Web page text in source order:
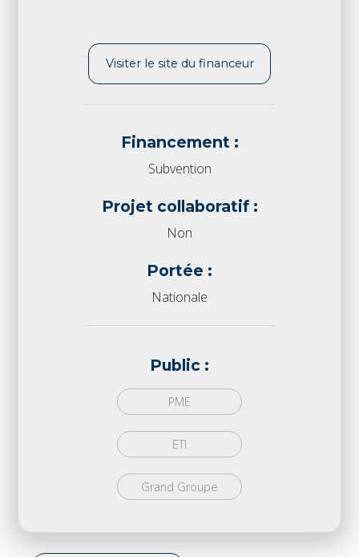
Visiter le site du financeur
Financement :
Subvention
Projet collaboratif :
Non
Portée :
Nationale
Public :
PME
ETI
Grand Groupe